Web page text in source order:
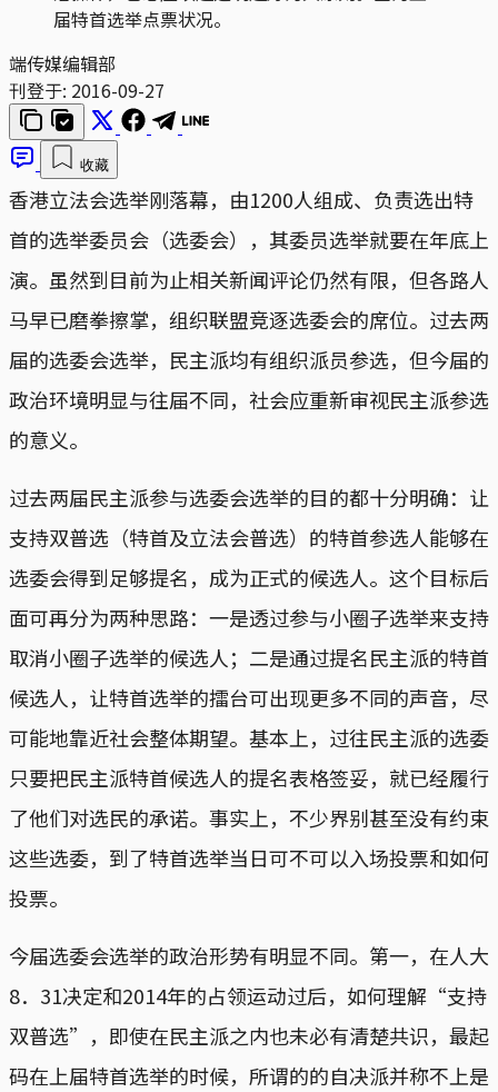
届特首选举点票状况。
端传媒编辑部
刊登于: 2016-09-27
收藏
香港立法会选举刚落幕，由1200人组成、负责选出特
首的选举委员会（选委会），其委员选举就要在年底上
演。虽然到目前为止相关新闻评论仍然有限，但各路人
马早已磨拳擦掌，组织联盟竞逐选委会的席位。过去两
届的选委会选举，民主派均有组织派员参选，但今届的
政治环境明显与往届不同，社会应重新审视民主派参选
的意义。
过去两届民主派参与选委会选举的目的都十分明确：让
支持双普选（特首及立法会普选）的特首参选人能够在
选委会得到足够提名，成为正式的候选人。这个目标后
面可再分为两种思路：一是透过参与小圈子选举来支持
取消小圈子选举的候选人；二是通过提名民主派的特首
候选人，让特首选举的擂台可出现更多不同的声音，尽
可能地靠近社会整体期望。基本上，过往民主派的选委
只要把民主派特首候选人的提名表格签妥，就已经履行
了他们对选民的承诺。事实上，不少界别甚至没有约束
这些选委，到了特首选举当日可不可以入场投票和如何
投票。
今届选委会选举的政治形势有明显不同。第一，在人大
8．31决定和2014年的占领运动过后，如何理解“支持
双普选”，即使在民主派之内也未必有清楚共识，最起
码在上届特首选举的时候，所谓的的自决派并称不上是